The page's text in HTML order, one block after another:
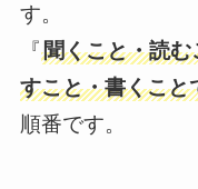
す。
『聞くこと・読
すこと・書くこと
順番です。